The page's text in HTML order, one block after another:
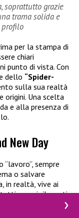
soprattutto grazie
trama solida e
profilo
per la stampa di
chiari
punto di vista. Con
dello “Spider-
sulla sua realtà
origini. Una scelta
e alla presenza di
New Day
“lavoro”, sempre
o salvare
in realtà, vive ai
umani rilevanti,